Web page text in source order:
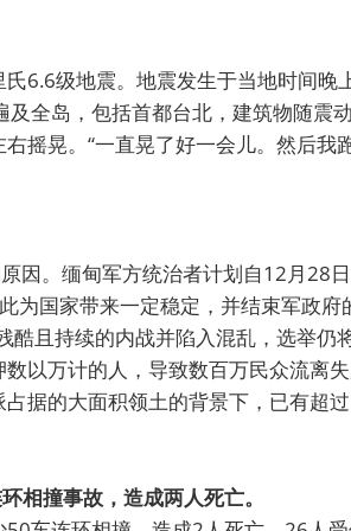
6.6级地震。地震发生于当地时间晚
全岛，包括首都台北，建筑物随震
摇晃。“一直晃了好一会儿。然后我
因。缅甸军方统治者计划自12月28
为国家带来一定稳定，并结束军政府
酷且持续的内战并陷入混乱，选举仍
以万计的人，导致数百万民众流离
据的大面积领土的背景下，已有超
相撞事故，造成两人死亡。